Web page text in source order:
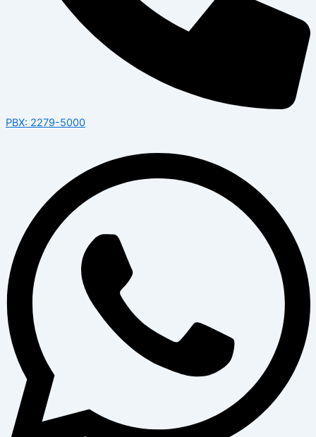
PBX: 2279-5000